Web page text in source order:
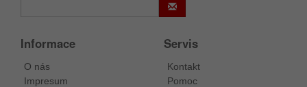
Informace
O nás
Impresum
Servis
Kontakt
Pomoc